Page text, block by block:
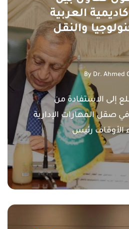
العربية
والنقل
By Dr. Ahmed
إلى الاستفادة من
في صقل المهارات الإدارية
الأوقاف رئيس